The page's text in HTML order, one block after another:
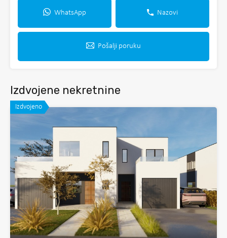
WhatsApp Nazovi
Pošalji poruku
Izdvojene nekretnine
Izdvojeno